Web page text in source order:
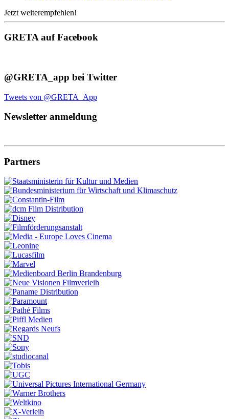
Jetzt weiterempfehlen!
GRETA auf Facebook
@GRETA_app bei Twitter
Tweets von @GRETA_App
Newsletter anmeldung
Partners